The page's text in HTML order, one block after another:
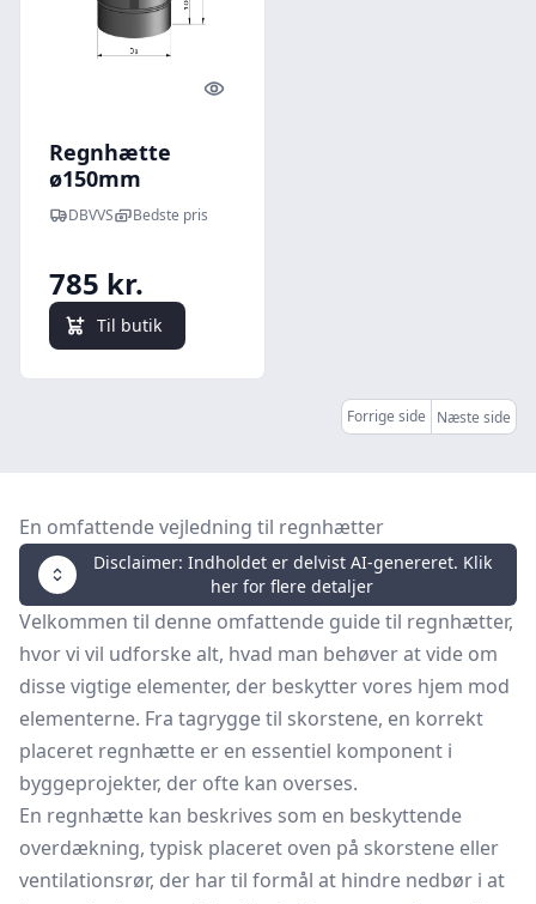
Quick look
Regnhætte
ø150mm
DBVVS Bedste pris
785 kr.
Til butik
Forrige side Næste side
En omfattende vejledning til regnhætter
Disclaimer: Indholdet er delvist AI-genereret. Klik
her for flere detaljer
Velkommen til denne omfattende guide til regnhætter,
hvor vi vil udforske alt, hvad man behøver at vide om
disse vigtige elementer, der beskytter vores hjem mod
elementerne. Fra tagryggetil skorstene, en korrekt
placeret regnhætte er en essentiel komponent i
byggeprojekter, der ofte kan overses.
En regnhætte kan beskrives som en beskyttende
overdækning, typisk placeret oven på skorstene eller
ventilationsrør, der har til formål at hindre nedbør i at